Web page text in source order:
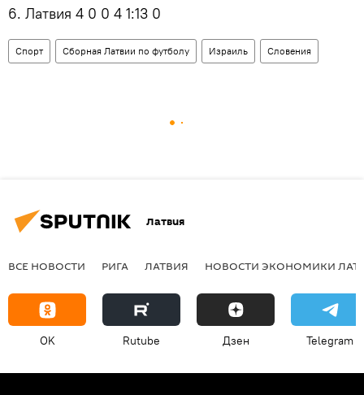
6. Латвия 4 0 0 4 1:13 0
Спорт Сборная Латвии по футболу Израиль Словения
Латвия
ВСЕ НОВОСТИ РИГА ЛАТВИЯ НОВОСТИ ЭКОНОМИКИ
OK Rutube Дзен Telegram